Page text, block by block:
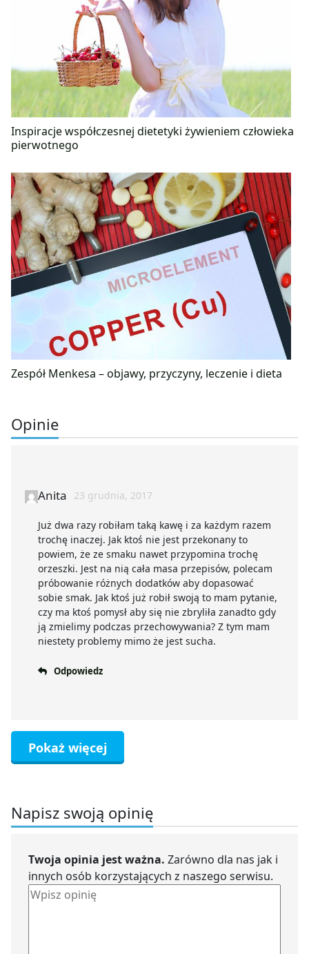
Inspiracje współczesnej dietetyki żywieniem człowieka
pierwotnego
Zespół Menkesa – objawy, przyczyny, leczenie i dieta
Opinie
Anita 23 grudnia, 2017
Już dwa razy robiłam taką kawę i za każdym razem
trochę inaczej. Jak ktoś nie jest przekonany to
powiem, że ze smaku nawet przypomina trochę
orzeszki. Jest na nią cała masa przepisów, polecam
próbowanie różnych dodatków aby dopasować
sobie smak. Jak ktoś już robił swoją to mam pytanie,
czy ma ktoś pomysł aby się nie zbryliła zanadto gdy
ją zmielimy podczas przechowywania? Z tym mam
niestety problemy mimo że jest sucha.
Odpowiedz
Pokaż więcej
Napisz swoją opinię
Twoja opinia jest ważna. Zarówno dla nas jak i
innych osób korzystających z naszego serwisu.